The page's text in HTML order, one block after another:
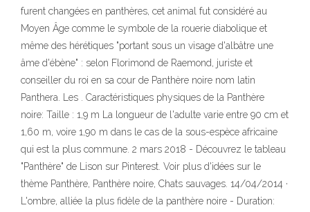
furent changées en panthères, cet animal fut considéré au
Moyen Âge comme le symbole de la rouerie diabolique et
même des hérétiques "portant sous un visage d'albâtre une
âme d'ébène" : selon Florimond de Raemond, juriste et
conseiller du roi en sa cour de Panthère noire nom latin
Panthera. Les . Caractéristiques physiques de la Panthère
noire: Taille : 1,9 m La longueur de l'adulte varie entre 90 cm et
1,60 m, voire 1,90 m dans le cas de la sous-espèce africaine
qui est la plus commune. 2 mars 2018 - Découvrez le tableau
"Panthère" de Lison sur Pinterest. Voir plus d'idées sur le
thème Panthère, Panthère noire, Chats sauvages. 14/04/2014 ·
L'ombre, alliée la plus fidèle de la panthère noire - Duration: